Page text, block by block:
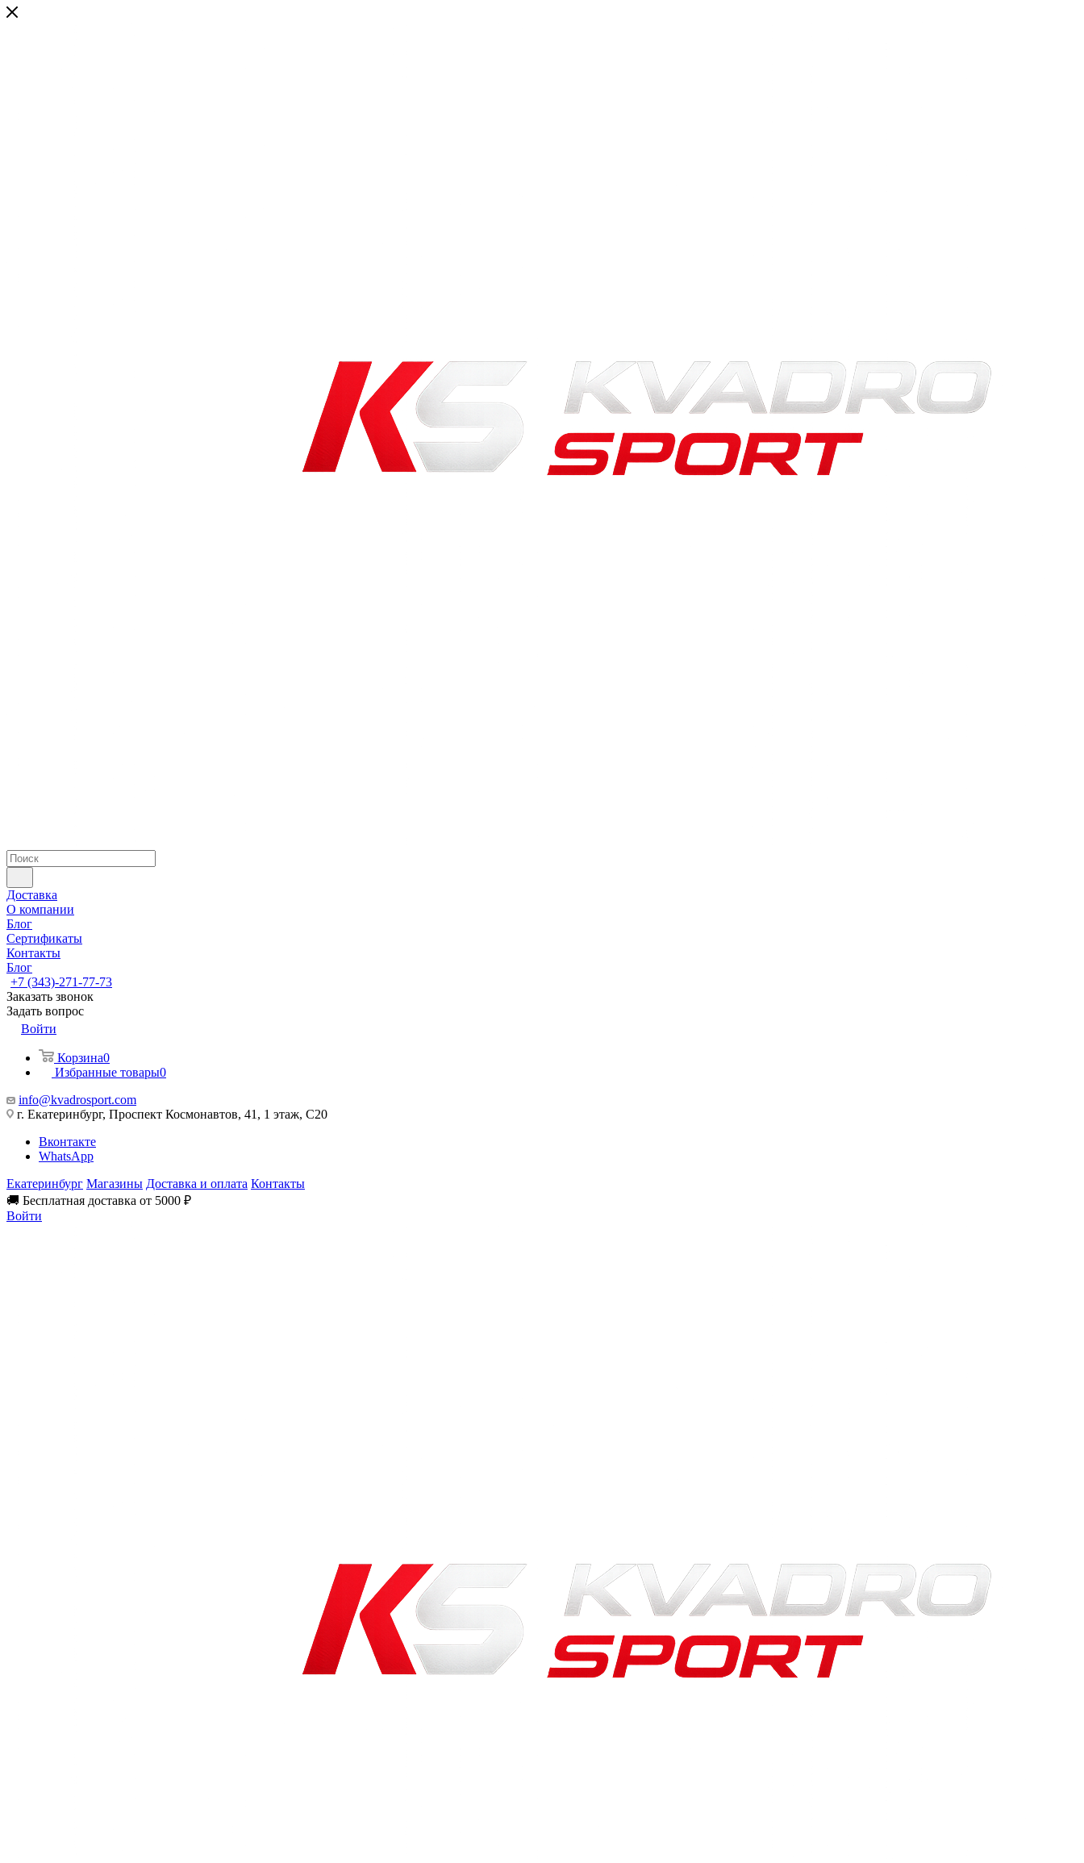
Доставка
О компании
Блог
Сертификаты
Контакты
Блог
+7 (343)-271-77-73
Заказать звонок
Задать вопрос
Войти
Корзина0
Избранные товары0
info@kvadrosport.com
г. Екатеринбург, Проспект Космонавтов, 41, 1 этаж, С20
Вконтакте
WhatsApp
Екатеринбург Магазины Доставка и оплата Контакты
🚚 Бесплатная доставка от 5000 ₽
Войти